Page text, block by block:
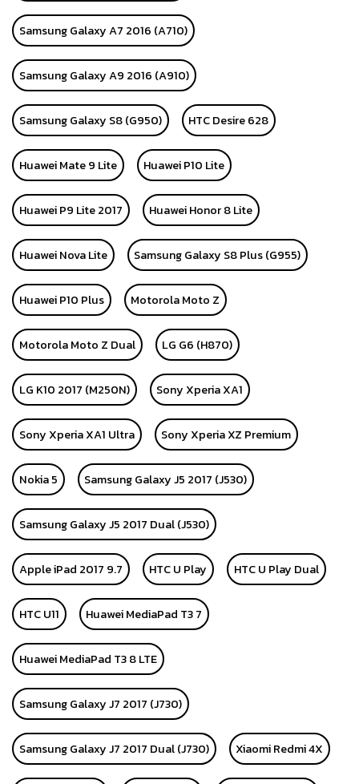
Samsung Galaxy A7 2016 (A710)
Samsung Galaxy A9 2016 (A910)
Samsung Galaxy S8 (G950) HTC Desire 628
Huawei Mate 9 Lite Huawei P10 Lite
Huawei P9 Lite 2017 Huawei Honor 8 Lite
Huawei Nova Lite Samsung Galaxy S8 Plus (G955)
Huawei P10 Plus Motorola Moto Z
Motorola Moto Z Dual LG G6 (H870)
LG K10 2017 (M250N) Sony Xperia XA1
Sony Xperia XA1 Ultra Sony Xperia XZ Premium
Nokia 5 Samsung Galaxy J5 2017 (J530)
Samsung Galaxy J5 2017 Dual (J530)
Apple iPad 2017 9.7 HTC U Play HTC U Play Dual
HTC U11 Huawei MediaPad T3 7
Huawei MediaPad T3 8 LTE
Samsung Galaxy J7 2017 (J730)
Samsung Galaxy J7 2017 Dual (J730) Xiaomi Redmi 4X